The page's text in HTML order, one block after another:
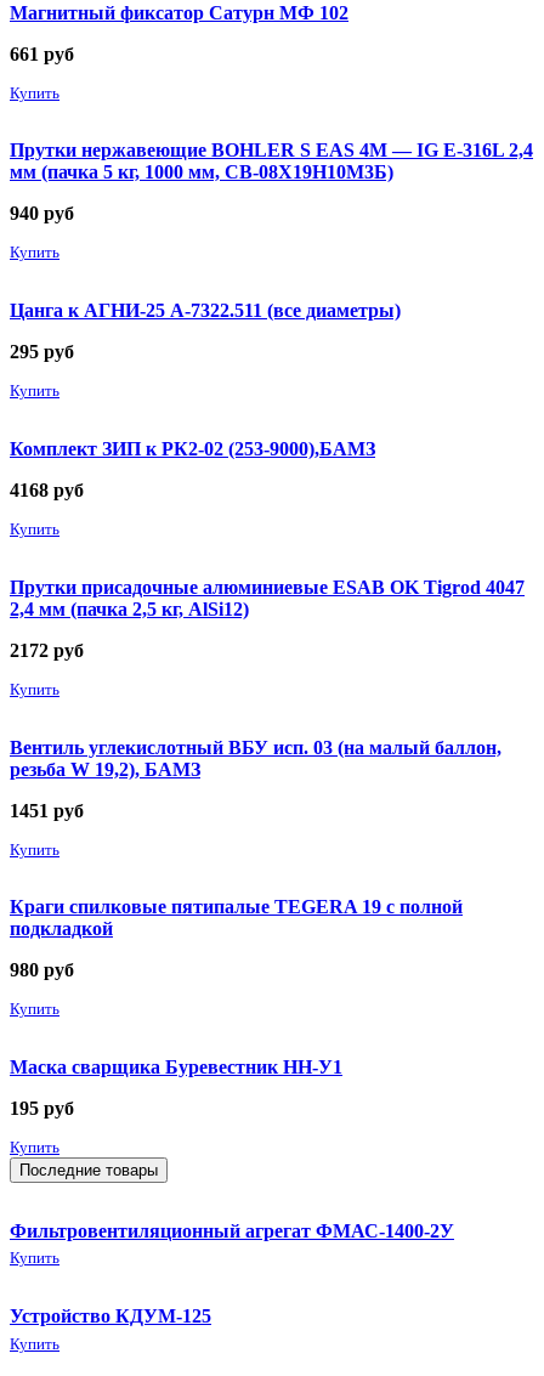
Магнитный фиксатор Сатурн МФ 102
661 руб
Купить
Прутки нержавеющие BOHLER S EAS 4M — IG E-316L 2,4
мм (пачка 5 кг, 1000 мм, СВ-08Х19Н10М3Б)
940 руб
Купить
Цанга к АГНИ-25 А-7322.511 (все диаметры)
295 руб
Купить
Комплект ЗИП к РК2-02 (253-9000),БАМЗ
4168 руб
Купить
Прутки присадочные алюминиевые ESAB OK Tigrod 4047
2,4 мм (пачка 2,5 кг, AlSi12)
2172 руб
Купить
Вентиль углекислотный ВБУ исп. 03 (на малый баллон,
резьба W 19,2), БАМЗ
1451 руб
Купить
Краги спилковые пятипалые TEGERA 19 с полной
подкладкой
980 руб
Купить
Маска сварщика Буревестник НН-У1
195 руб
Купить
Последние товары
Фильтровентиляционный агрегат ФМАС-1400-2У
Купить
Устройство КДУМ-125
Купить